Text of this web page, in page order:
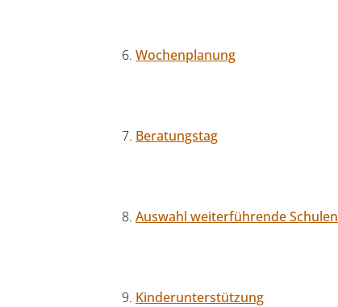
Wochenplanung
Beratungstag
Auswahl weiterführende Schulen
Kinderunterstützung